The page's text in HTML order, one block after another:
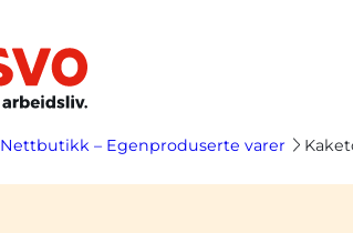
Nettbutikk – Egenproduserte varer